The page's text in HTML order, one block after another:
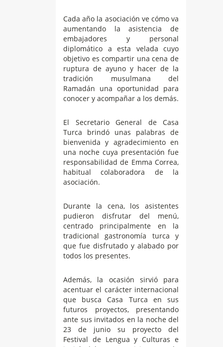
Cada año la asociación ve cómo va
aumentando la asistencia de
embajadores y personal
diplomático a esta velada cuyo
objetivo es compartir una cena de
ruptura de ayuno y hacer de la
tradición musulmana del
Ramadán una oportunidad para
conocer y acompañar a los demás.
El Secretario General de Casa
Turca brindó unas palabras de
bienvenida y agradecimiento en
una noche cuya presentación fue
responsabilidad de Emma Correa,
habitual colaboradora de la
asociación.
Durante la cena, los asistentes
pudieron disfrutar del menú,
centrado principalmente en la
tradicional gastronomía turca y
que fue disfrutado y alabado por
todos los presentes.
Además, la ocasión sirvió para
acentuar el carácter internacional
que busca Casa Turca en sus
futuros proyectos, presentando
ante sus invitados en la noche del
23 de junio su proyecto del
Festival de Lengua y Culturas e